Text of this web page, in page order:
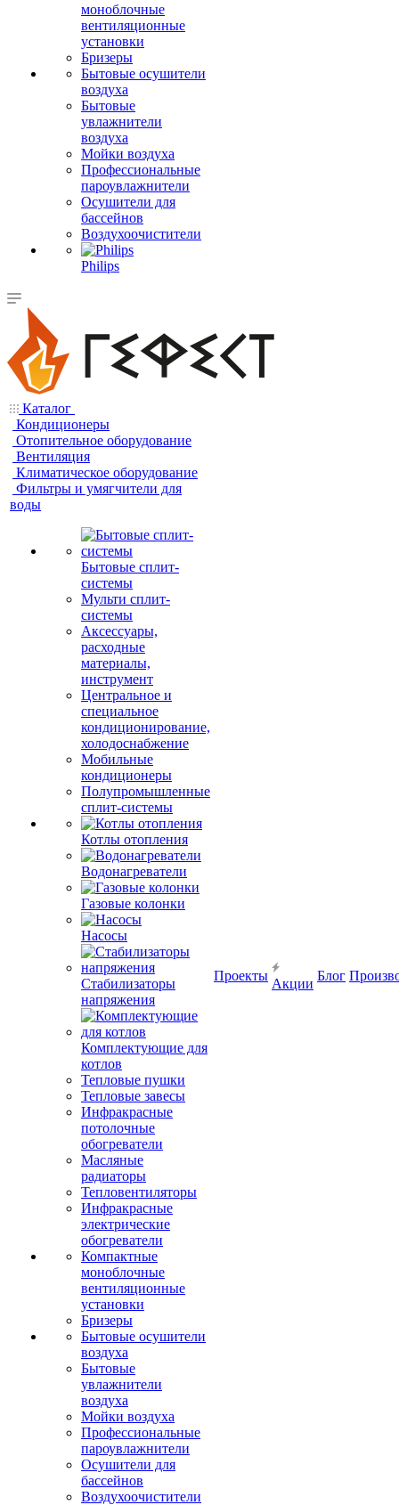
моноблочные
вентиляционные
установки
Бризеры
Бытовые осушители
воздуха
Бытовые
увлажнители
воздуха
Мойки воздуха
Профессиональные
пароувлажнители
Осушители для
бассейнов
Воздухоочистители
Philips
Каталог
Кондиционеры
Отопительное оборудование
Вентиляция
Климатическое оборудование
Фильтры и умягчители для
воды
Бытовые сплит-
системы
Мульти сплит-
системы
Аксессуары,
расходные
материалы,
инструмент
Центральное и
специальное
кондиционирование,
холодоснабжение
Мобильные
кондиционеры
Полупромышленные
сплит-системы
Котлы отопления
Водонагреватели
Газовые колонки
Насосы
Стабилизаторы
напряжения
Комплектующие для
котлов
Тепловые пушки
Тепловые завесы
Инфракрасные
потолочные
обогреватели
Масляные
радиаторы
Тепловентиляторы
Инфракрасные
электрические
обогреватели
Компактные
моноблочные
вентиляционные
установки
Бризеры
Бытовые осушители
воздуха
Бытовые
увлажнители
воздуха
Мойки воздуха
Профессиональные
пароувлажнители
Осушители для
бассейнов
Воздухоочистители
Проекты
Акции
Блог